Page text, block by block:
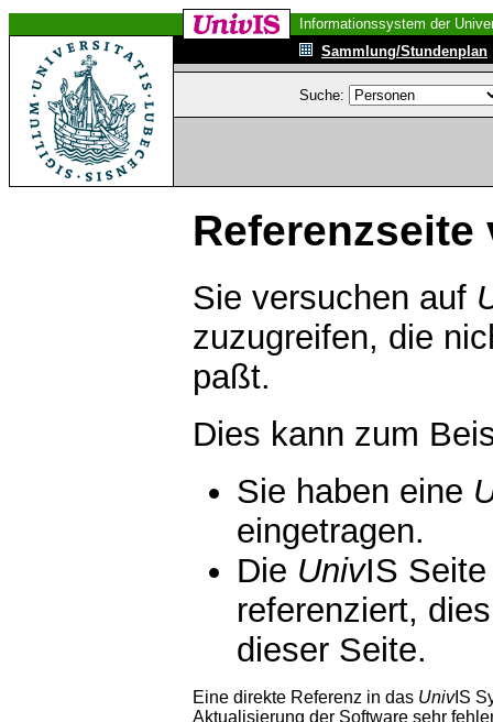
Informationssystem der
Sammlung/Stundenplan
Suche:
Referenzseite
Sie versuchen auf
zuzugreifen, die
paßt.
Dies kann zum
Sie haben eine
eingetragen.
Die UnivIS
referenziert,
dieser Seite.
Eine direkte Referenz in das UnivIS
Aktualisierung der Software sehr